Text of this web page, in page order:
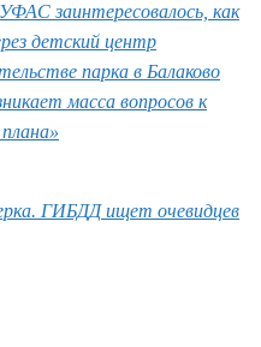
заинтересовалось, как
детский центр
парка в Балаково
масса вопросов к
ГИБДД ищет очевидцев